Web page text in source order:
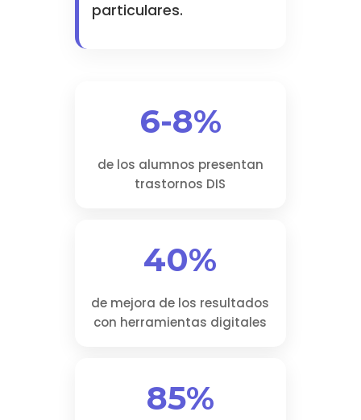
particulares.
6-8%
de los alumnos presentan
trastornos DIS
40%
de mejora de los resultados
con herramientas digitales
85%